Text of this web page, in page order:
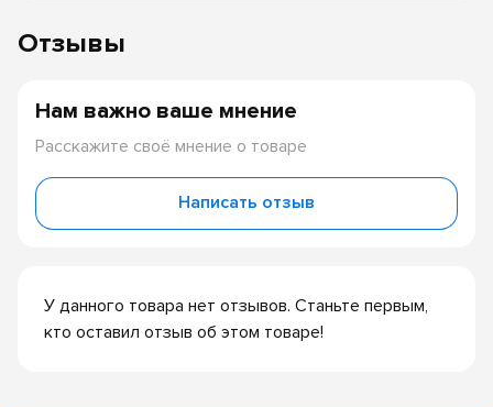
Отзывы
У данного товара нет отзывов. Станьте первым,
кто оставил отзыв об этом товаре!
Нам важно ваше мнение
Расскажите своё мнение о товаре
Написать отзыв